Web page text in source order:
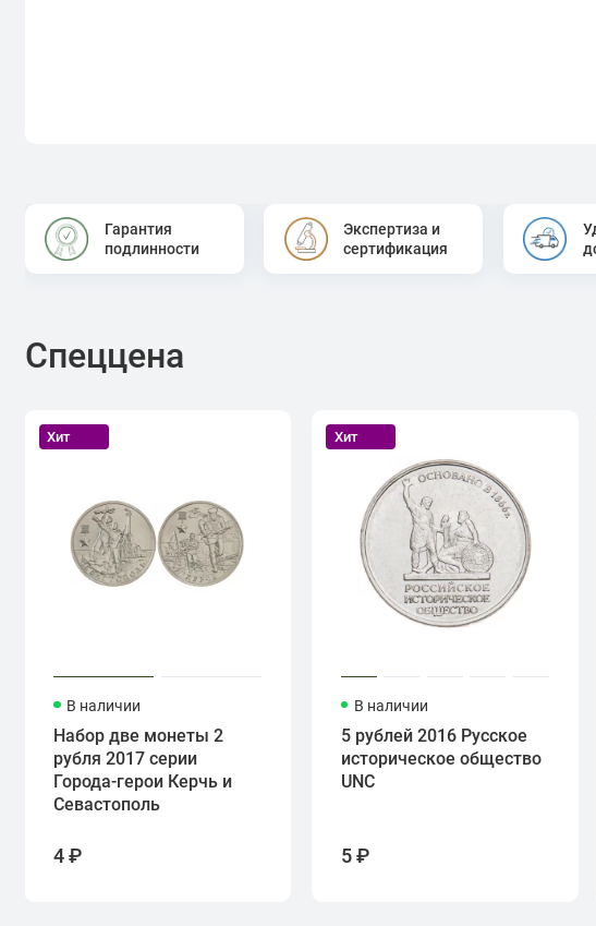
Гарантия
подлинности
Экспертиза и
сертификация
Спеццена
Хит
В наличии
Набор две монеты 2
рубля 2017 серии
Города-герои Керчь и
Севастополь
4 ₽
Хит
В наличии
5 рублей 2016 Русское
историческое общество
UNC
5 ₽